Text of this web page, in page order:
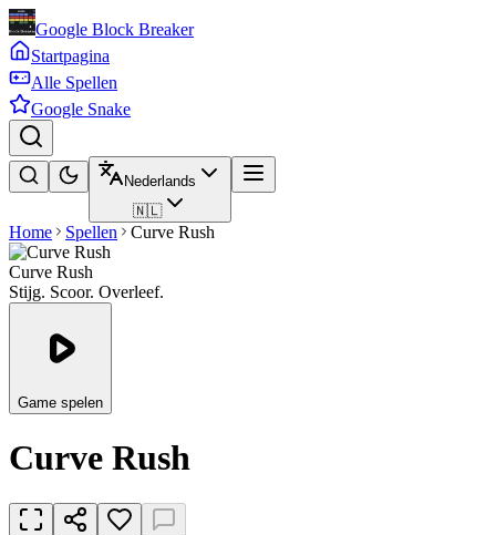
Google Block Breaker
Startpagina
Alle Spellen
Google Snake
Nederlands
🇳🇱
Home Spellen Curve Rush
Curve Rush
Stijg. Scoor. Overleef.
Game spelen
Curve Rush